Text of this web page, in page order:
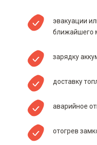
эвакуации
ближайшего
зарядку
доставку
аварийное
отогрев